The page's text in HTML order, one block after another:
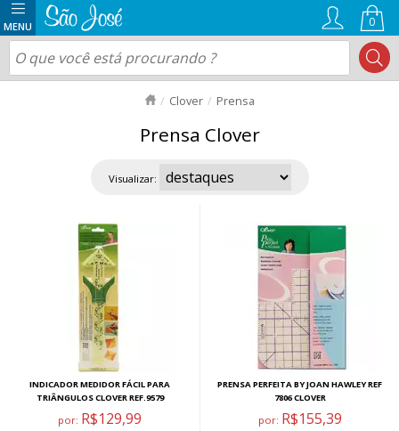
0
Clover Prensa
Prensa Clover
Visualizar:
INDICADOR MEDIDOR FÁCIL PARA
TRIÂNGULOS CLOVER REF.9579
por: R$129,99
PRENSA PERFEITA BY JOAN HAWLEY REF
7806 CLOVER
por: R$155,39